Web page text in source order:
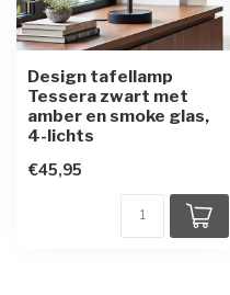
Design tafellamp
Tessera zwart met
amber en smoke glas,
4-lichts
€45,95